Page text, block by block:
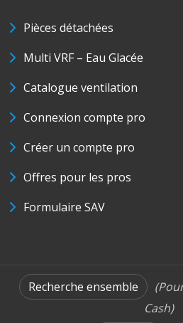
Pièces détachées
Multi VRF – Eau Glacée
Catalogue ventilation
Connexion compte pro
Créer un compte pro
Offres pour les pros
Formulaire SAV
Recherche ensemble
Cash)